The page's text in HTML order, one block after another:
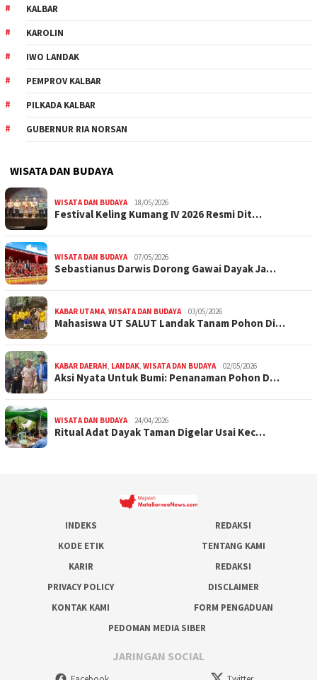
KALBAR
KAROLIN
IWO LANDAK
PEMPROV KALBAR
PILKADA KALBAR
GUBERNUR RIA NORSAN
WISATA DAN BUDAYA
WISATA DAN BUDAYA 18/05/2026
Festival Keling Kumang IV 2026 Resmi Dit…
WISATA DAN BUDAYA 07/05/2026
Sebastianus Darwis Dorong Gawai Dayak Ja…
KABAR UTAMA, WISATA DAN BUDAYA 03/05/2026
Mahasiswa UT SALUT Landak Tanam Pohon Di…
KABAR DAERAH, LANDAK, WISATA DAN BUDAYA 02/05/2026
Aksi Nyata Untuk Bumi: Penanaman Pohon D…
WISATA DAN BUDAYA 24/04/2026
Ritual Adat Dayak Taman Digelar Usai Kec…
INDEKS
REDAKSI
KODE ETIK
TENTANG KAMI
KARIR
REDAKSI
PRIVACY POLICY
DISCLAIMER
KONTAK KAMI
FORM PENGADUAN
PEDOMAN MEDIA SIBER
JARINGAN SOCIAL